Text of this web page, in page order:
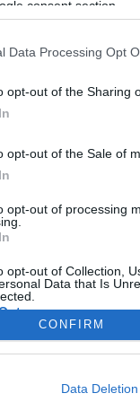
consent section.
Data Processing Opt
opt-out of the Sharing
opt-out of the Sale of
opt-out of processing
opt-out of Collection,
Data that Is
allow Google to
CONFIRM
Data Deletion
ΑΣΘΕΝΕΙΕΣ
ΦΑΡΜΑΚΑ
διάστημα στη χώρα
υπουργός Υγείας και
σκευασμάτων και από
Μάλιστα ο Ανδρέας
καταθέσει […]
16.02.2012 06:44